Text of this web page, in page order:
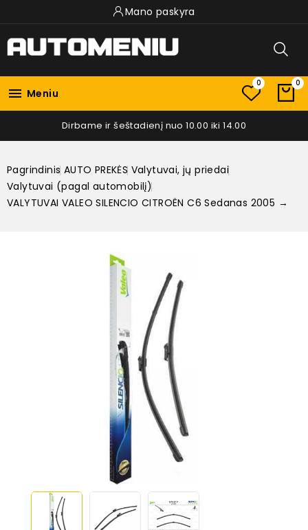
Mano paskyra
 Meniu
0 0
Dirbame ir šeštadienį nuo 10.00 iki 14.00
Pagrindinis AUTO PREKĖS Valytuvai, jų priedai
Valytuvai (pagal automobilį)
VALYTUVAI VALEO SILENCIO CITROËN C6 Sedanas 2005 →